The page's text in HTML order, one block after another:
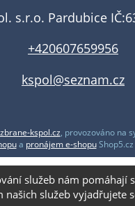
s.r.o. Pardubice
+420607659956
kspol@seznam.cz
kspol.cz, provozováno na
a pronájem e-shopuShop5.cz
služeb nám pomáhají
našich služeb vyjadřujete